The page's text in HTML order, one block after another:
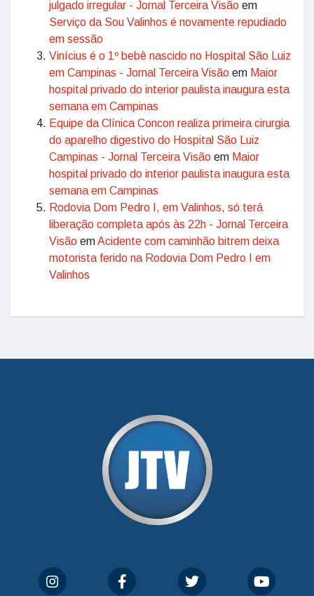
julgado irregular - Jornal Terceira Visão em
Serviço da Sou Valinhos é novamente repudiado
em sessão
Vinícius é o 1º bebê nascido no Hospital São Luiz
em Campinas - Jornal Terceira Visão em Maior
hospital privado do interior paulista inaugura esta
semana em Campinas
Equipe da Clínica Concon realiza primeira cirurgia
do aparelho digestivo do Hospital São Luiz
Campinas - Jornal Terceira Visão em Maior
hospital privado do interior paulista inaugura esta
semana em Campinas
Rodovia Dom Pedro I, em Valinhos, só terá
liberação completa após às 22h - Jornal Terceira
Visão emAcidente com caminhão bitrem deixa
motorista ferido na Rodovia Dom Pedro I em
Valinhos